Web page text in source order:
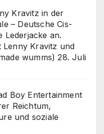
Kravitz in der
– Deutsche Cis-
Lederjacke an.
Lenny Kravitz und
wumms) 28. Juli
Boy Entertainment
Reichtum,
und soziale